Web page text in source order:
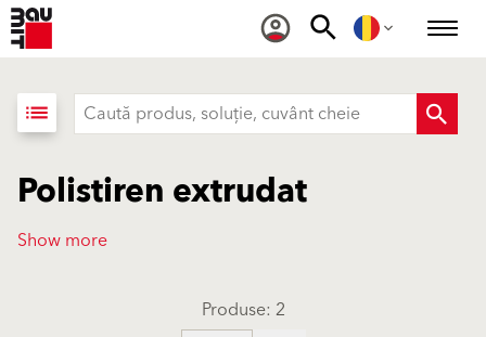
list
Polistiren extrudat
Show more
Produse: 2